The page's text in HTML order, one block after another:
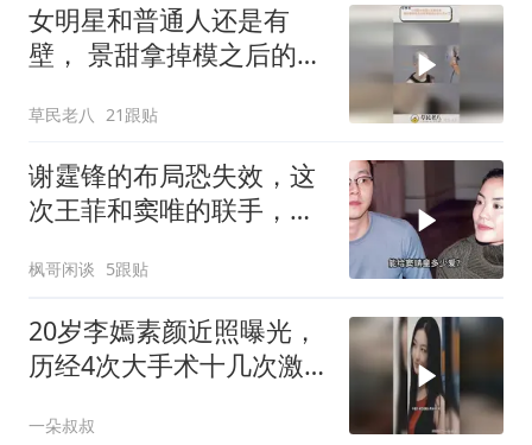
女明星和普通人还是有
壁， 景甜拿掉模之后的素
草民老八 21跟贴
谢霆锋的布局恐失效，这
次王菲和窦唯的联手，给
枫哥闲谈 5跟贴
20岁李嫣素颜近照曝光，
历经4次大手术十几次激
一朵叔叔